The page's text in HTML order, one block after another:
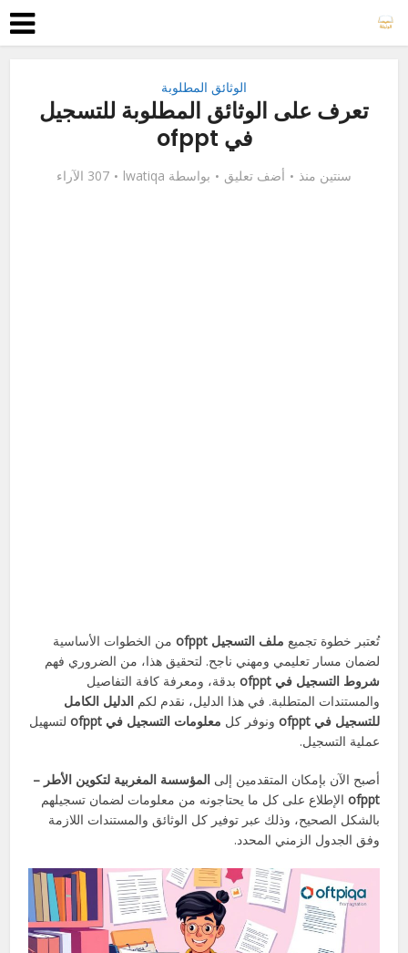
الوثائق المطلوبة
تعرف على الوثائق المطلوبة للتسجيل
في ofppt
سنتين منذ أضف تعليق بواسطة lwatiqa 307 الآراء
تُعتبر خطوة تجميع ملف التسجيل ofppt
من الخطوات الأساسية
لضمان مسار تعليمي ومهني ناجح. لتحقيق هذا، من الضروري فهم
شروط التسجيل في ofppt
بدقة، ومعرفة كافة التفاصيل
والمستندات المتطلبة. في هذا الدليل، نقدم لكمالدليل الكامل
للتسجيل في ofppt
ونوفر كل معلومات التسجيل في ofppt
لتسهيل
عملية التسجيل.
أصبح الآن بإمكان المتقدمين إلىالمؤسسة المغربية لتكوين الأطر –
ofppt الإطلاع على كل ما يحتاجونه من معلومات لضمان تسجيلهم
بالشكل الصحيح، وذلك عبر توفير كل الوثائق والمستندات اللازمة
وفق الجدول الزمني المحدد.